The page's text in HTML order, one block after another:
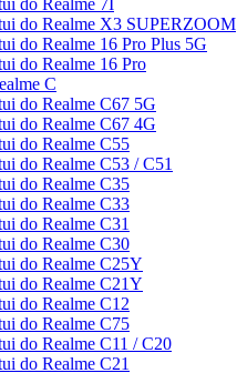
do Realme 7I
do Realme X3 SUPERZOOM
do Realme 16 Pro Plus 5G
do Realme 16 Pro
C
do Realme C67 5G
do Realme C67 4G
do Realme C55
do Realme C53 / C51
do Realme C35
do Realme C33
do Realme C31
do Realme C30
do Realme C25Y
do Realme C21Y
do Realme C12
do Realme C75
do Realme C11 / C20
do Realme C21